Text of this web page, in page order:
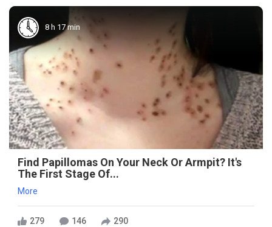
8 h 17 min
Find Papillomas On Your Neck Or Armpit? It's
The First Stage Of...
More
279 146 290